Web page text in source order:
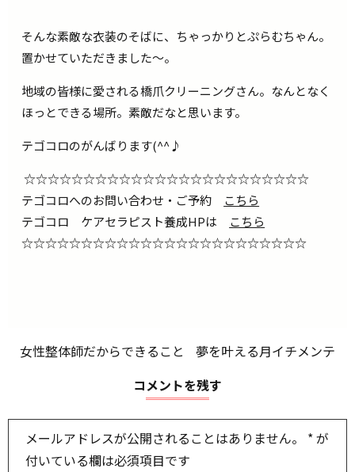
そんな素敵な衣装のそばに、ちゃっかりとぷらむちゃん。
置かせていただきました～。
地域の皆様に愛される橋爪クリーニングさん。なんとなく
ほっとできる場所。素敵だなと思います。
テゴコロのがんばります(^^♪
☆☆☆☆☆☆☆☆☆☆☆☆☆☆☆☆☆☆☆☆☆☆☆☆
テゴコロへのお問い合わせ・ご予約 こちら
テゴコロ ケアセラピスト養成HPは こちら
☆☆☆☆☆☆☆☆☆☆☆☆☆☆☆☆☆☆☆☆☆☆☆☆
女性整体師だからできること
夢を叶える月イチメンテ
コメントを残す
メールアドレスが公開されることはありません。 *が
付いている欄は必須項目です